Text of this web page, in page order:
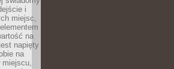
i
miejsc,
na
napięty
na
miejscu,